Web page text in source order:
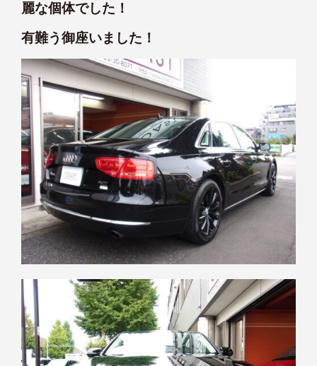
麗な個体でした！
有難う御座いました！